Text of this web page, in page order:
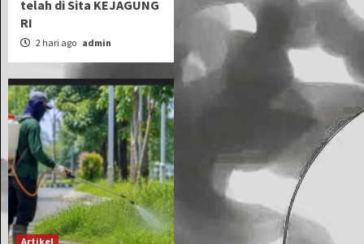
telah di Sita KEJAGUNG
RI
2 hari ago admin
Artikel